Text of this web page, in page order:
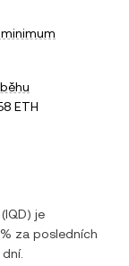
ETH
(IQD) je
za posledních